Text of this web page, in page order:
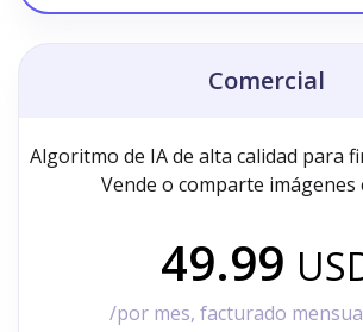
Comercial
Algoritmo de IA de alta calidad para
Vende o comparte imágenes
49.99
/por mes, facturado